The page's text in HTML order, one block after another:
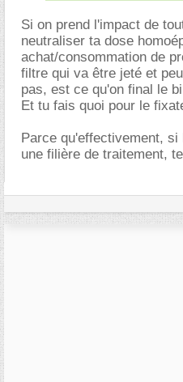
Si on prend l'impact de
neutraliser ta dose
achat/consommation de
filtre qui va être jeté et
pas, est ce qu'on final le
Et tu fais quoi pour le
Parce qu'effectivement,
une filière de traitement,